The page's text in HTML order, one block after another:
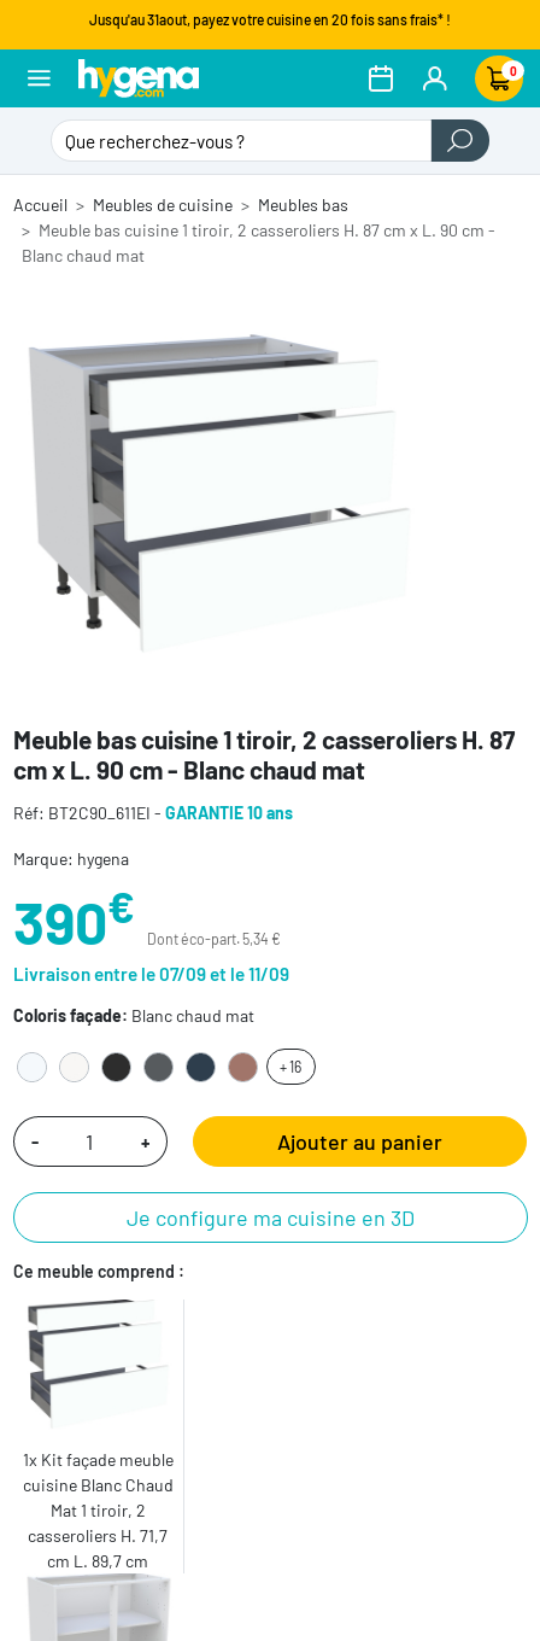
Jusqu'au 31aout, payez votre cuisine en 20 fois sans frais* !
0
Accueil Meubles de cuisine
Meubles bas
Meuble bas cuisine 1 tiroir, 2 casseroliers H. 87 cm x L. 90 cm -
Blanc chaud mat
Meuble bas cuisine 1 tiroir, 2 casseroliers H. 87
cm x L. 90 cm - Blanc chaud mat
Réf: BT2C90_611EI - GARANTIE 10 ans
Marque: hygena
390€
Dont éco-part. 5,34 €
Livraison entre le 07/09 et le 11/09
Coloris façade: Blanc chaud mat
+ 16
- + Ajouter au panier
Je configure ma cuisine en 3D
Ce meuble comprend :
1x Kit façade meuble
cuisine Blanc Chaud
Mat 1 tiroir, 2
casseroliers H. 71,7
cm L. 89,7 cm